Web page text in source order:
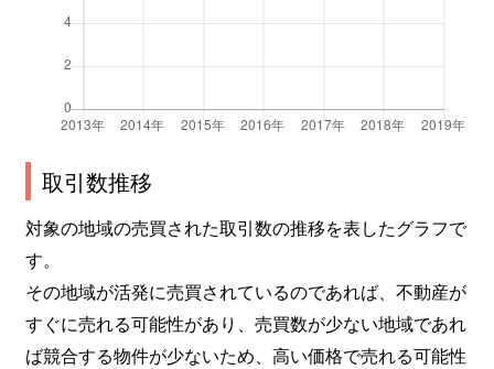
取引数推移
対象の地域の売買された取引数の推移を表したグラフで
す。
その地域が活発に売買されているのであれば、不動産が
すぐに売れる可能性があり、売買数が少ない地域であれ
ば競合する物件が少ないため、高い価格で売れる可能性